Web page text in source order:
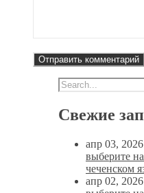
Свежие
апр 03, 2026
выберите
чеченском
апр 02, 2026